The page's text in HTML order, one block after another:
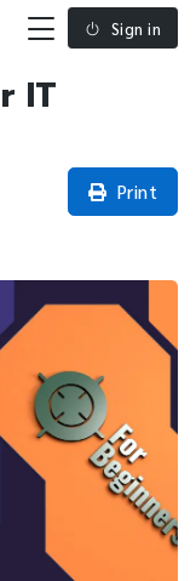
Sign in
IT
Print